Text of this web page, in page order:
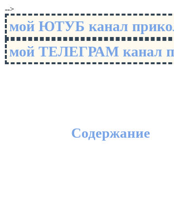
-->
мой ЮТУБ канал
мой ТЕЛЕГРАМ канал
Содержание